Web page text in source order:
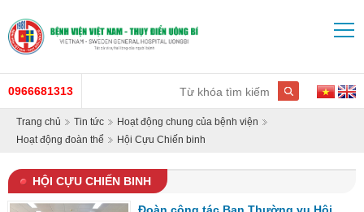
0966681313
Trang chủ Tin tức
Hoạt động chung của bệnh viện
Hoạt động đoàn thể
Hội Cựu Chiến binh
HỘI CỰU CHIẾN BINH